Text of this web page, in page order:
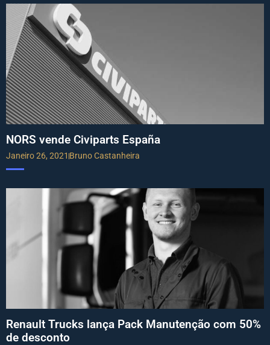
NORS vende Civiparts España
Janeiro 26, 2021 Bruno Castanheira
Renault Trucks lança Pack Manutenção com 50%
de desconto